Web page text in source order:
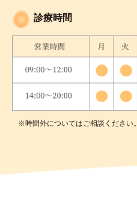
診療時間
※時間外についてはご相談ください。